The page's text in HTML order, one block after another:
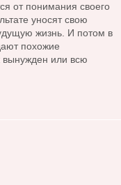
от понимания своего
уносят свою
жизнь. И потом в
похожие
вынужден или всю